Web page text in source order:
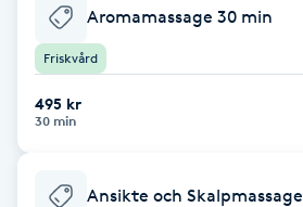
Eyeliner-tatuering
Face framing
Faceliftmassage
Aromamassage 30 min
Friskvård
495 kr
30 min
Ansikte och Skalpmassage